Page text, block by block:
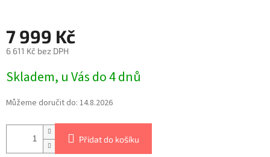
7 999 Kč
6 611 Kč bez DPH
Skladem, u Vás do 4 dnů
Můžeme doručit do: 14.8.2026
Přidat do košíku